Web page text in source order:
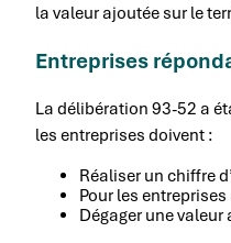
la valeur ajoutée sur le
Entreprises
La délibération 93-52 a
les entreprises doivent :
Réaliser un chiffre
Pour les
Dégager une